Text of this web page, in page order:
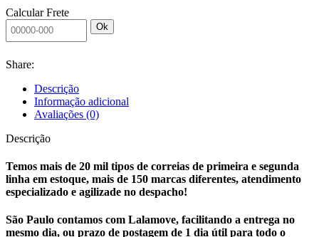
Calcular Frete
Ok
Share:
Descrição
Informação adicional
Avaliações (0)
Descrição
Temos mais de 20 mil tipos de correias de primeira e segunda
linha em estoque, mais de 150 marcas diferentes, atendimento
especializado e agilizade no despacho!
São Paulo contamos com Lalamove, facilitando a entrega no
mesmo dia, ou prazo de postagem de 1 dia útil para todo o